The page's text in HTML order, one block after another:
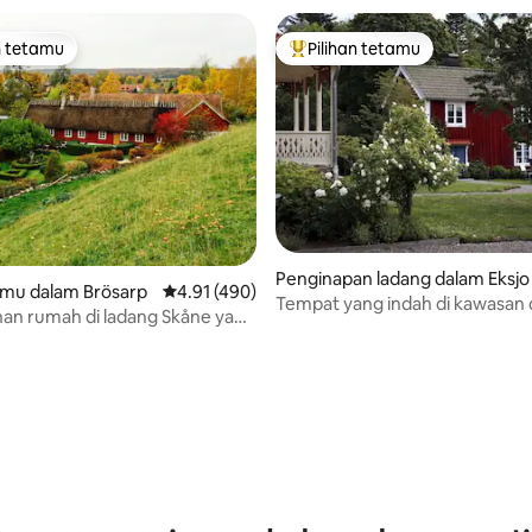
5, 104 ulasan
tetamu
tetamu
dalam Brösarp Penarafan purata 4.91 daripada 5, 490 ulasan
4.91 (490)
rumah di ladang Skåne yang
Pilihan utama tetamu
Pilihan tetamu
Penginapan ladang dalam Eksjo
Tempat yang indah di kawasan